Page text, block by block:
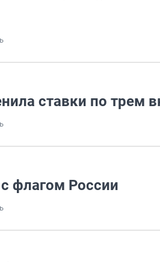
ставки по трем
флагом России